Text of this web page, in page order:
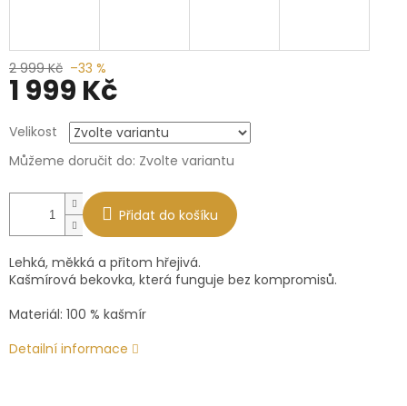
2 999 Kč –33 %
1 999 Kč
cena:
Velikost
Můžeme doručit do: Zvolte variantu
Přidat do košíku
Lehká, měkká a přitom hřejivá.
Kašmírová bekovka, která funguje bez kompromisů.
Materiál: 100 % kašmír
Detailní informace